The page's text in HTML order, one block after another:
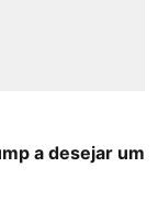
a desejar um